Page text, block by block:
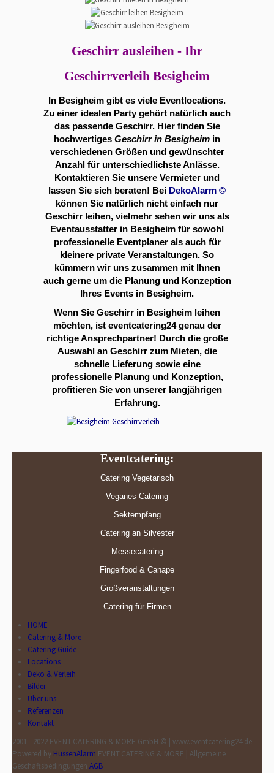
Geschirr ausleihen - Ihr
Geschirrverleih Besigheim
In Besigheim gibt es viele Eventlocations.
Zu einer idealen Party gehört natürlich auch
das passende Geschirr. Hier finden Sie
hochwertiges Geschirr in Besigheim in
verschiedenen Größen und gewünschter
Anzahl für unterschiedlichste Anlässe.
Kontaktieren Sie unsere Vermieter und
lassen Sie sich beraten! Bei DekoAlarm ©
können Sie natürlich nicht einfach nur
Geschirr leihen, vielmehr sehen wir uns als
Eventausstatter in Besigheim für sowohl
professionelle Eventplaner als auch für
kleinere private Veranstaltungen. So
kümmern wir uns zusammen mit Ihnen
auch gerne um die Planung und Konzeption
Ihres Events in Besigheim.
Wenn Sie Geschirr in Besigheim leihen
möchten, ist eventcatering24 genau der
richtige Ansprechpartner! Durch die große
Auswahl an Geschirr zum Mieten, die
schnelle Lieferung sowie eine
professionelle Planung und Konzeption,
profitieren Sie von unserer langjährigen
Erfahrung.
Eventcatering:
Catering Vegetarisch
Veganes Catering
Sektempfang
Catering an Silvester
Messecatering
Fingerfood & Canape
Großveranstaltungen
Catering für Firmen
HOME
Catering & More
Catering Guide
Locations
Deko & Verleih
Bilder
Über uns
Referenzen
Kontakt
2001 - 2022 EVENT.CATERING & MORE GmbH © | www.eventcatering24.de
Powered by HussenAlarm EVENT.CATERING & MORE | Allgemeine
Geschäftsbedingungen AGB